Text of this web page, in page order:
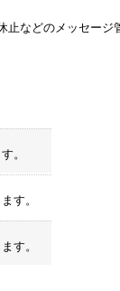
などのメッセージ
。
す。
す。